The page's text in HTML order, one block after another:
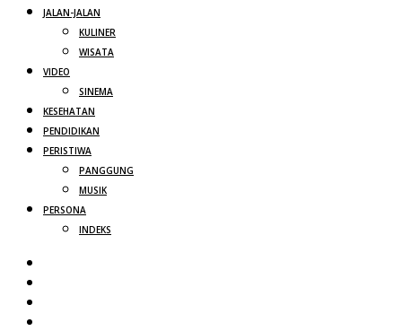
JALAN-JALAN
KULINER
WISATA
VIDEO
SINEMA
KESEHATAN
PENDIDIKAN
PERISTIWA
PANGGUNG
MUSIK
PERSONA
INDEKS